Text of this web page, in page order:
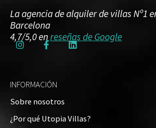
La agencia de alquiler de villas Nº1
Barcelona
4,7/5,0 en reseñas de Google
INFORMACIÓN
Sobre nosotros
¿Por qué Utopia Villas?